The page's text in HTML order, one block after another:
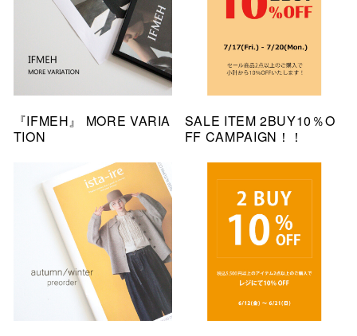
『IFMEH』 MORE VARIA
TION
SALE ITEM 2BUY10％O
FF CAMPAIGN！！